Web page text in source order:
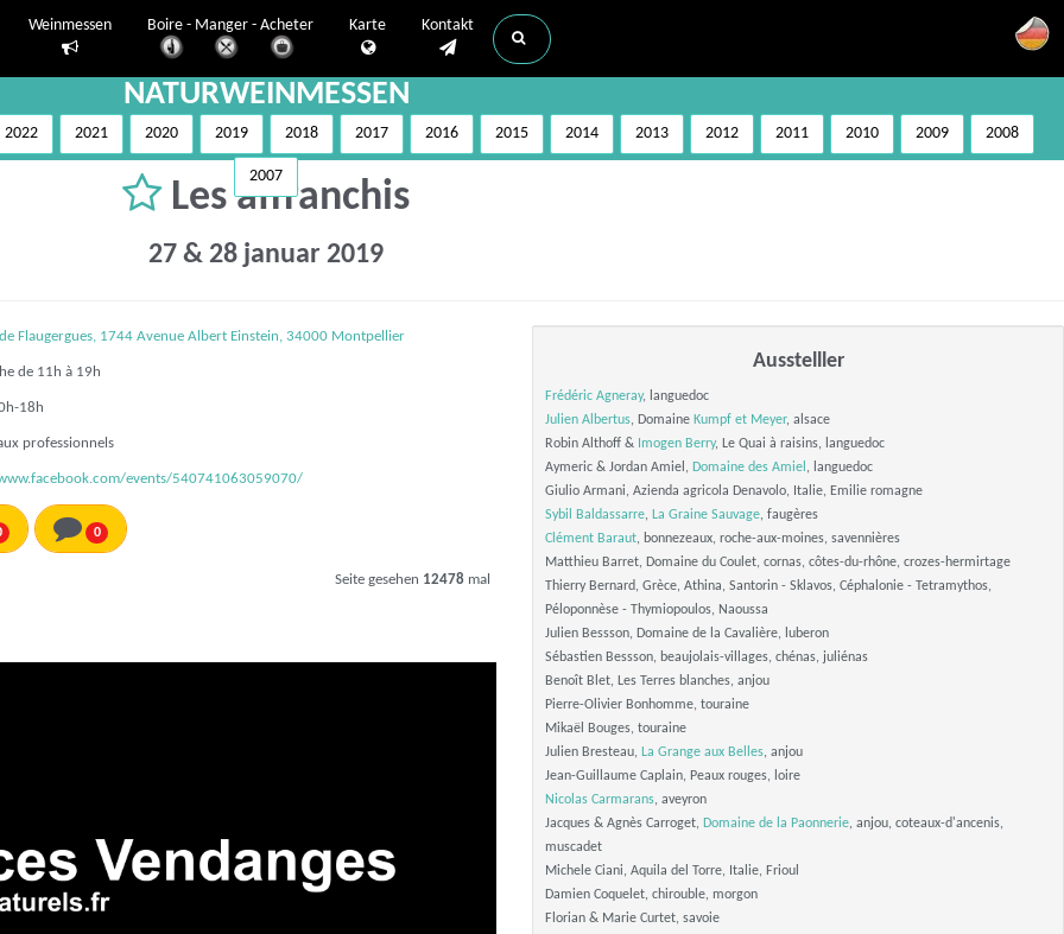
Weinmessen Boire - Manger - Acheter Karte Kontakt
NATURWEINMESSEN
2022 2021 2020 2019 2018 2017 2016 2015 2014 2013 2012 2011 2010 2009 2008
2007
Les affranchis
27 & 28 januar 2019
Flaugergues, 1744 Avenue Albert Einstein, 34000 Montpellier
de 11h à 19h
18h
professionnels
events/540741063059070/
0
Seite gesehen 12478mal
Ausstelller
Frédéric Agneray, languedoc
Julien Albertus, Domaine Kumpf et Meyer, alsace
Robin Althoff & Imogen Berry, Le Quai à raisins, languedoc
Aymeric & Jordan Amiel, Domaine des Amiel , languedoc
Giulio Armani, Azienda agricola Denavolo, Italie, Emilie romagne
Sybil Baldassarre, La Graine Sauvage, faugères
Clément Baraut, bonnezeaux, roche-aux-moines, savennières
Matthieu Barret, Domaine du Coulet, cornas, côtes-du-rhône, crozes-hermirtage
Thierry Bernard, Grèce, Athina, Santorin - Sklavos, Céphalonie - Tetramythos,
Péloponnèse - Thymiopoulos, Naoussa
Julien Bessson, Domaine de la Cavalière, luberon
Sébastien Bessson, beaujolais-villages, chénas, juliénas
Benoît Blet, Les Terres blanches, anjou
Pierre-Olivier Bonhomme, touraine
Mikaël Bouges, touraine
Julien Bresteau, La Grange aux Belles, anjou
Jean-Guillaume Caplain, Peaux rouges, loire
Nicolas Carmarans, aveyron
Jacques & Agnès Carroget, Domaine de la Paonnerie, anjou, coteaux-d'ancenis,
muscadet
Michele Ciani, Aquila del Torre, Italie, Frioul
Damien Coquelet, chirouble, morgon
Florian & Marie Curtet, savoie